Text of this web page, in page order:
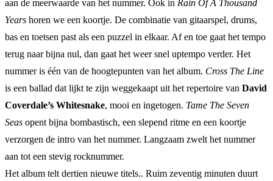
aan de meerwaarde van het nummer. Ook in Rain Of A Thousand
Years horen we een koortje. De combinatie van gitaarspel, drums,
bas en toetsen past als een puzzel in elkaar. Af en toe gaat het tempo
terug naar bijna nul, dan gaat het weer snel uptempo verder. Het
nummer is één van de hoogtepunten van het album. Cross The Line
is een ballad dat lijkt te zijn weggekaapt uit het repertoire van David
Coverdale’s Whitesnake, mooi en ingetogen. Tame The Seven
Seas opent bijna bombastisch, een slepend ritme en een koortje
verzorgen de intro van het nummer. Langzaam zwelt het nummer
aan tot een stevig rocknummer.
Het album telt dertien nieuwe titels.. Ruim zeventig minuten duurt